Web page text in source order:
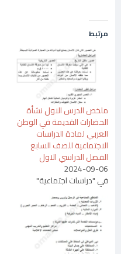
مرتبط
ملخص الدرس الاول نشأة
الحضارات القديمة في الوطن
العربي لمادة الدراسات
الاجتماعية للصف السابع
الفصل الدراسي الاول
2024-09-06
في "دراسات اجتماعية"